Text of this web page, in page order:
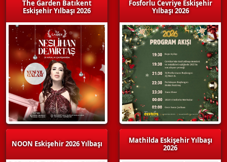
The Garden Batıkent
Eskişehir Yılbaşı 2026
NOON Eskişehir 2026 Yılbaşı
Fosforlu Cevriye Eskişehir
Yılbaşı 2026
Mathilda Eskişehir Yılbaşı
2026